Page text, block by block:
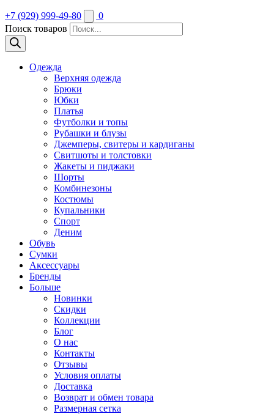
+7 (929) 999-49-80
0
Поиск товаров
Одежда
Верхняя одежда
Брюки
Юбки
Платья
Футболки и топы
Рубашки и блузы
Джемперы, свитеры и кардиганы
Свитшоты и толстовки
Жакеты и пиджаки
Шорты
Комбинезоны
Костюмы
Купальники
Спорт
Деним
Обувь
Сумки
Аксессуары
Бренды
Больше
Новинки
Скидки
Коллекции
Блог
О нас
Контакты
Отзывы
Условия оплаты
Доставка
Возврат и обмен товара
Размерная сетка